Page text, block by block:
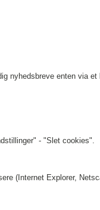
nyhedsbreve enten via
- "Slet cookies".
(Internet Explorer,